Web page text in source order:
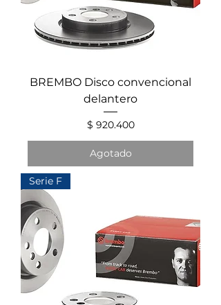
BREMBO Disco convencional
delantero
Precio
$ 920.400
Agotado
Serie F